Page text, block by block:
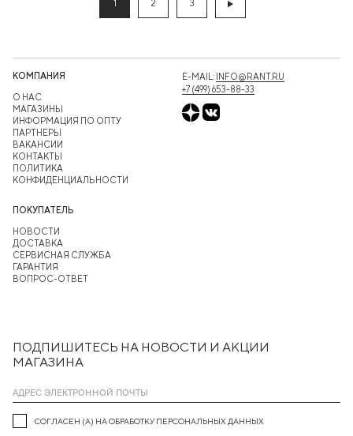
1 2 3
ПОДПИШИТЕСЬ НА НОВОСТИ И АКЦИИ
МАГАЗИНА
СОГЛАСЕН (А) НА ОБРАБОТКУ ПЕРСОНАЛЬНЫХ ДАННЫХ
КОМПАНИЯ
О НАС
МАГАЗИНЫ
ИНФОРМАЦИЯ ПО ОПТУ
ПАРТНЕРЫ
ВАКАНСИИ
КОНТАКТЫ
ПОЛИТИКА
КОНФИДЕНЦИАЛЬНОСТИ
ПОКУПАТЕЛЬ
НОВОСТИ
ДОСТАВКА
СЕРВИСНАЯ СЛУЖБА
ГАРАНТИЯ
ВОПРОС-ОТВЕТ
E-MAIL: INFO@RANT.RU
+7 (499) 653-88-33